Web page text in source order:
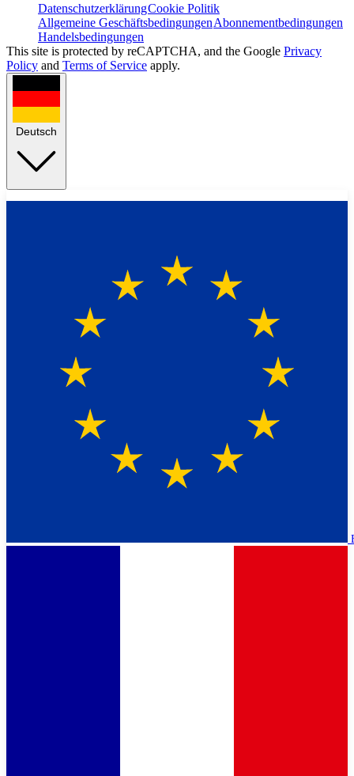
DatenschutzerklärungCookie Politik
Allgemeine GeschäftsbedingungenAbonnementbedingungen
Handelsbedingungen
This site is protected by reCAPTCHA, and the Google Privacy
Policy and Terms of Service apply.
Deutsch